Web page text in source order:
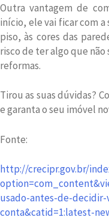
Outra vantagem de
início, ele vai ficar com a
piso, às cores das
risco de ter algo que
reformas.
Tirou as suas dúvidas?
e garanta o seu imóvel
Fonte:
http://crecipr.gov.br/
usado-antes-de-
conta&catid=1:latest-